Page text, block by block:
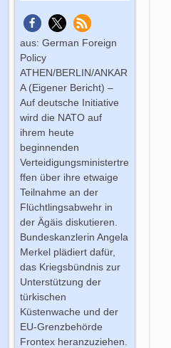
aus: German Foreign
Policy
ATHEN/BERLIN/ANKAR
A (Eigener Bericht) –
Auf deutsche Initiative
wird die NATO auf
ihrem heute
beginnenden
Verteidigungsministertre
ffen über ihre etwaige
Teilnahme an der
Flüchtlingsabwehr in
der Ägäis diskutieren.
Bundeskanzlerin Angela
Merkel plädiert dafür,
das Kriegsbündnis zur
Unterstützung der
türkischen
Küstenwache und der
EU-Grenzbehörde
Frontex heranzuziehen.